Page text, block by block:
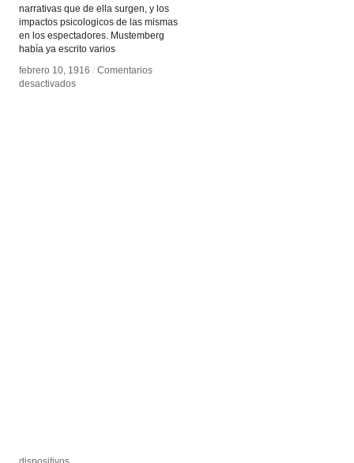
narrativas que de ella surgen, y los
impactos psicologicos de las mismas
en los espectadores. Mustemberg
había ya escrito varios
febrero 10, 1916 / Comentarios
desactivadosen
febrero 10, 1916 / Comentarios
desactivadosen